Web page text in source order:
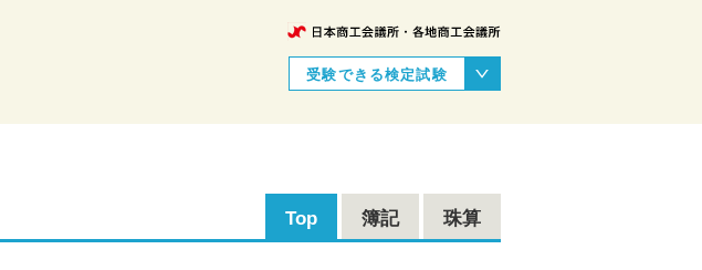
受験できる検定試験
Top 簿記 珠算